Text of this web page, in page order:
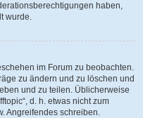
haben,
wurde.
im Forum zu beobachten.
zu ändern und zu löschen und
und zu teilen. Üblicherweise
d. h. etwas nicht zum
Angreifendes schreiben.